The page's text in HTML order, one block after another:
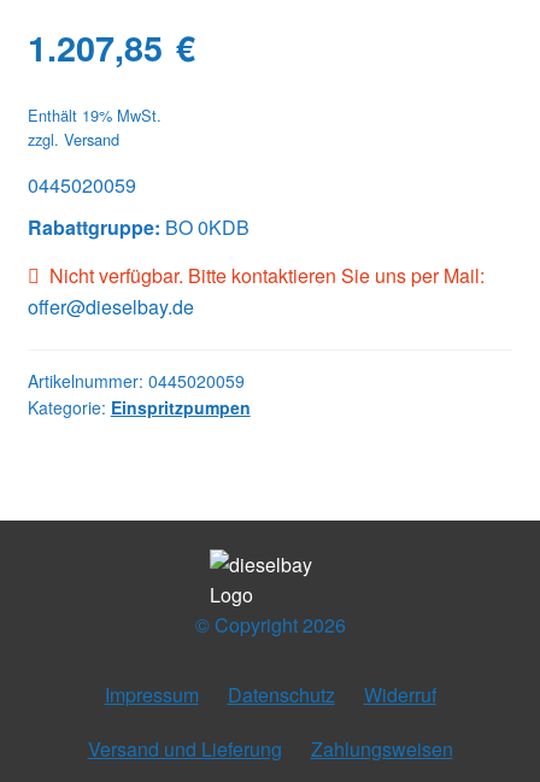
1.207,85 €
Enthält 19% MwSt.
zzgl. Versand
0445020059
Rabattgruppe: BO 0KDB
Nicht verfügbar. Bitte kontaktieren Sie uns per Mail:
offer@dieselbay.de
Artikelnummer: 0445020059
Kategorie: Einspritzpumpen
© Copyright 2026
Impressum Datenschutz
Widerruf
Versand und Lieferung
Zahlungsweisen